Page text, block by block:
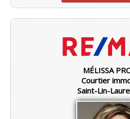
MÉLISSA
Courtier
Saint-Lin-